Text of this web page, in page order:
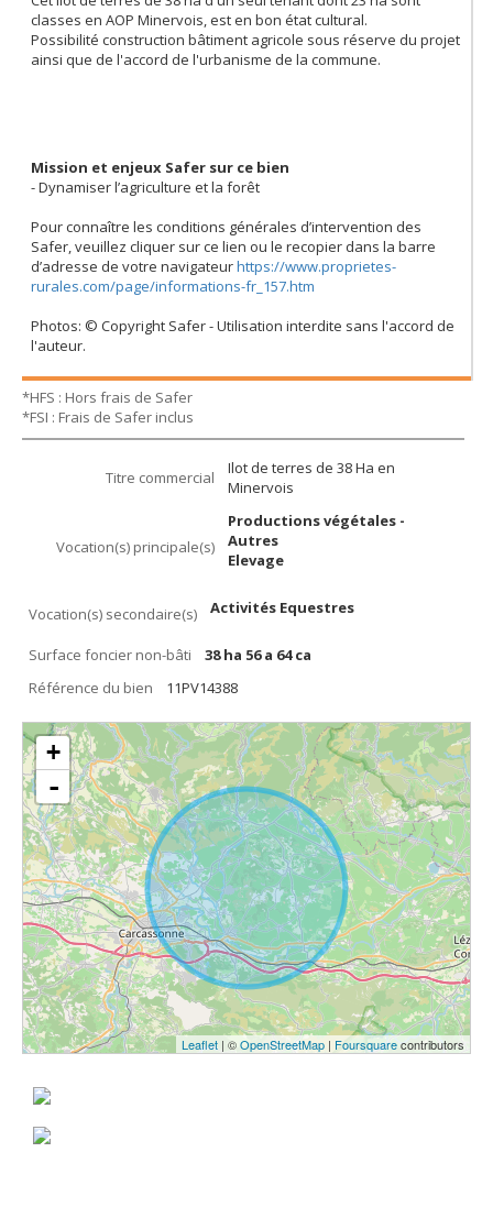
classes en AOP Minervois, est en bon état cultural.
Possibilité construction bâtiment agricole sous réserve du projet
ainsi que de l'accord de l'urbanisme de la commune.
Mission et enjeux Safer sur ce bien
- Dynamiser l’agriculture et la forêt
Pour connaître les conditions générales d’intervention des
Safer, veuillez cliquer sur ce lien ou le recopier dans la barre
d’adresse de votre navigateurhttps://www.proprietes-
rurales.com/page/informations-fr_157.htm
Photos: © Copyright Safer - Utilisation interdite sans l'accord de
l'auteur.
*HFS : Hors frais de Safer
*FSI : Frais de Safer inclus
Titre commercial
Ilot de terres de 38 Ha en
Minervois
Vocation(s) principale(s)
Productions végétales -
Autres
Elevage
Vocation(s) secondaire(s) Activités Equestres
Surface foncier non-bâti
38 ha 56 a 64 ca
Référence du bien
11PV14388
+
-
Leaflet | ©OpenStreetMap | Foursquarecontributors